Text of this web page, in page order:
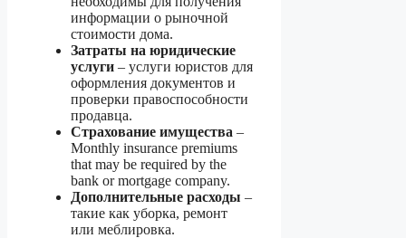
информации о рыночной
стоимости дома.
Затраты на юридические
услуги – услуги юристов для
оформления документов и
проверки правоспособности
продавца.
Страхование имущества –
Monthly insurance premiums
that may be required by the
bank or mortgage company.
Дополнительные расходы –
такие как уборка, ремонт
или меблировка.